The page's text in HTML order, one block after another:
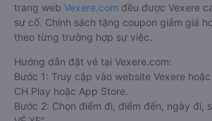
trang web Vexere.com đều được Vexere
sự cố. Chính sách tặng coupon giảm giá
theo từng trường hợp sự việc.
Hướng dẫn đặt vé tại Vexere.com:
Bước 1: Truy cập vào website Vexere
CH Play hoặc App Store.
Bước 2: Chọn điểm đi, điểm đến, ngày đi,